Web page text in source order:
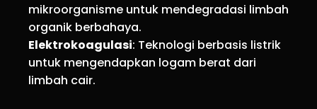
mikroorganisme untuk mendegradasi limbah
organik berbahaya.
Elektrokoagulasi: Teknologi berbasis listrik
untuk mengendapkan logam berat dari
limbah cair.